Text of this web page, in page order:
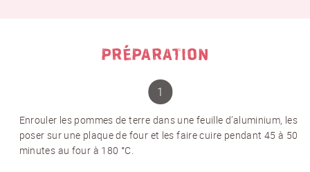
PRÉPARATION
Enrouler les pommes de terre dans une feuille d’aluminium, les
poser sur une plaque de four et les faire cuire pendant 45 à 50
minutes au four à 180 °C.